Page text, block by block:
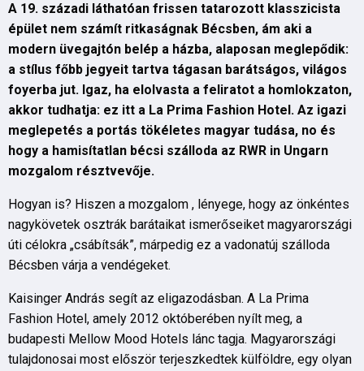
A 19. századi láthatóan frissen tatarozott klasszicista
épület nem számít ritkaságnak Bécsben, ám aki a
modern üvegajtón belép a házba, alaposan meglepődik:
a stílus főbb jegyeit tartva tágasan barátságos, világos
foyerba jut. Igaz, ha elolvasta a feliratot a homlokzaton,
akkor tudhatja: ez itt a La Prima Fashion Hotel. Az igazi
meglepetés a portás tökéletes magyar tudása, no és
hogy a hamisítatlan bécsi szálloda az RWR in Ungarn
mozgalom résztvevője.
Hogyan is? Hiszen a mozgalom , lényege, hogy az önkéntes
nagykövetek osztrák barátaikat ismerőseiket magyarországi
úti célokra „csábítsák”, márpedig ez a vadonatúj szálloda
Bécsben várja a vendégeket.
Kaisinger András segít az eligazodásban. A La Prima
Fashion Hotel, amely 2012 októberében nyílt meg, a
budapesti Mellow Mood Hotels lánc tagja. Magyarországi
tulajdonosai most először terjeszkedtek külföldre, egy olyan